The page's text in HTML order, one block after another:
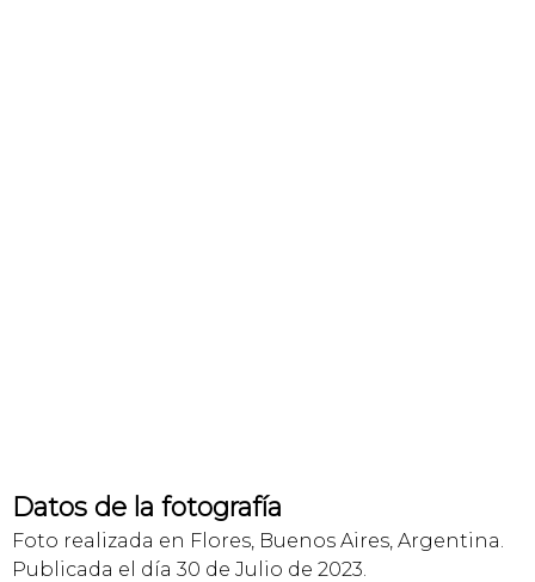
Datos de la fotografía
Foto realizada en Flores, Buenos Aires, Argentina.
Publicada el día 30 de Julio de 2023.